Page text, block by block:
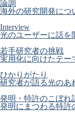
論調
海外の研究開発につ
Interview
光のユーザーに話を
若手研究者の挑戦
実用化に向けたテー
ひかりがたり
研究者が語る光のあ
発明・特許のこぼれ
発明にまつわる特許